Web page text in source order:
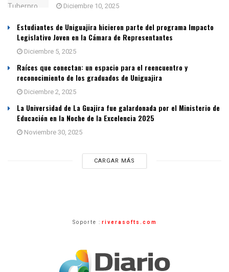
Diciembre 10, 2025
Estudiantes de Uniguajira hicieron parte del programa Impacto
Legislativo Joven en la Cámara de Representantes
Diciembre 5, 2025
Raíces que conectan: un espacio para el reencuentro y
reconocimiento de los graduados de Uniguajira
Diciembre 2, 2025
La Universidad de La Guajira fue galardonada por el Ministerio de
Educación en la Noche de la Excelencia 2025
Noviembre 30, 2025
CARGAR MÁS
Soporte : riverasofts.com